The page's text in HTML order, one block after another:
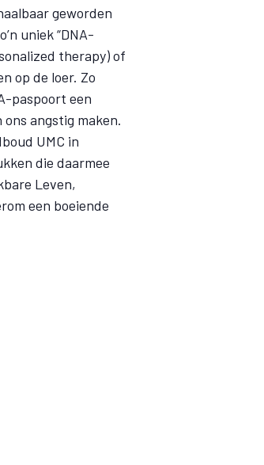
geworden
uniek “DNA-
therapy) of
op de loer. Zo
paspoort een
angstig maken.
UMC in
die daarmee
Leven,
een boeiende